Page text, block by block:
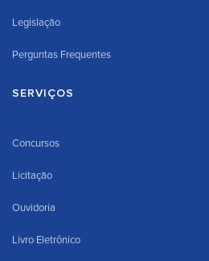
Legislação
Perguntas Frequentes
SERVIÇOS
Concursos
Licitação
Ouvidoria
Livro Eletrônico